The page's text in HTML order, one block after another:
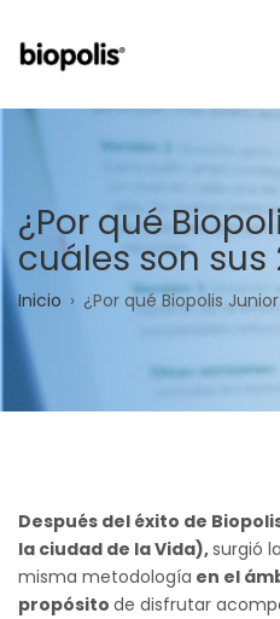
contenido
¿Por qué
cuáles son sus
Sobrescribir
enlaces
de
la
navegación
Inicio ¿Por qué Biopolis
Después del éxito de
la ciudad de la Vida),surgió
misma metodología en el
propósito de disfrutar